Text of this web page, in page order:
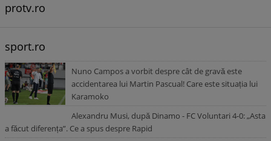
protv.ro
sport.ro
Nuno Campos a vorbit despre cât de gravă este
accidentarea lui Martin Pascual! Care este situația lui
Karamoko
Alexandru Musi, după Dinamo - FC Voluntari 4-0: „Asta
a făcut diferența”. Ce a spus despre Rapid